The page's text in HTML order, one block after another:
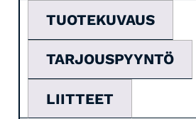
TUOTEKUVAUS
TARJOUSPYYNTÖ
LIITTEET